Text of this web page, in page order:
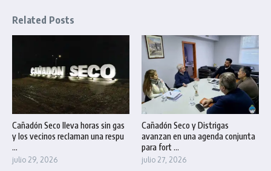
Related Posts
Cañadón Seco lleva horas sin gas
y los vecinos reclaman una respu
...
julio 29, 2026
Cañadón Seco y Distrigas
avanzan en una agenda conjunta
para fort ...
julio 27, 2026